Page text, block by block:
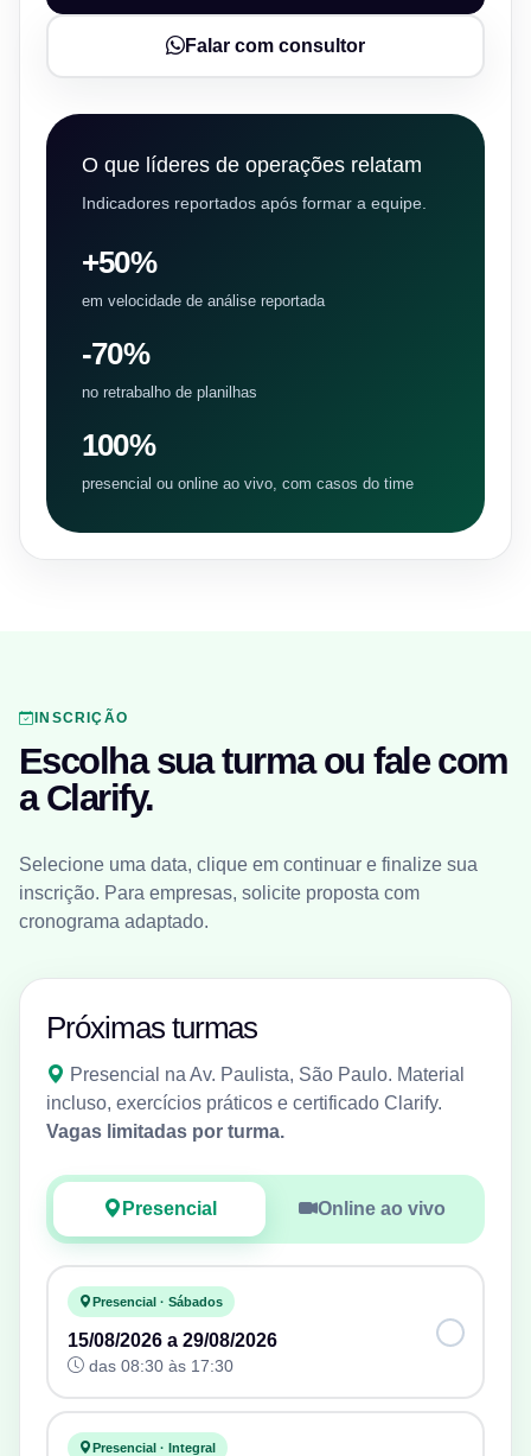
Falar com consultor
O que líderes de operações relatam
Indicadores reportados após formar a equipe.
+50%
em velocidade de análise reportada
-70%
no retrabalho de planilhas
100%
presencial ou online ao vivo, com casos do time
INSCRIÇÃO
Escolha sua turma ou fale com
a Clarify.
Selecione uma data, clique em continuar e finalize sua
inscrição. Para empresas, solicite proposta com
cronograma adaptado.
Próximas turmas
Presencial na Av. Paulista, São Paulo. Material
incluso, exercícios práticos e certificado Clarify.
Vagas limitadas por turma.
Presencial Online ao vivo
Presencial · Sábados
15/08/2026 a 29/08/2026
das 08:30 às 17:30
Presencial · Integral